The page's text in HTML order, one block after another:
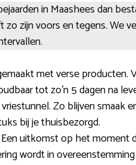
in Maashees dan
zijn voors en tegens. We
met verse producten.
tot zo’n 5 dagen na
Zo blijven smaak
bij je thuisbezorgd.
uitkomst op het
wordt in